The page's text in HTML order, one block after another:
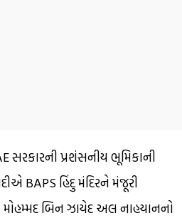
સરકારની પ્રશંસનીય ભૂમિકાની
BAPS હિંદુ મંદિરને મંજૂરી
બિન ઝાયેદ અલ નાહયાનનો